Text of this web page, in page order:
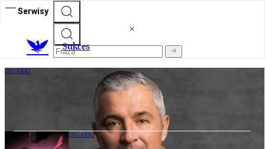
Serwisy
Sukces
ZEGARKI
CEO Certiny dla „Rzeczpospolitej”:
Polski rynek jest dla nas kluczowy
ZEGARKI